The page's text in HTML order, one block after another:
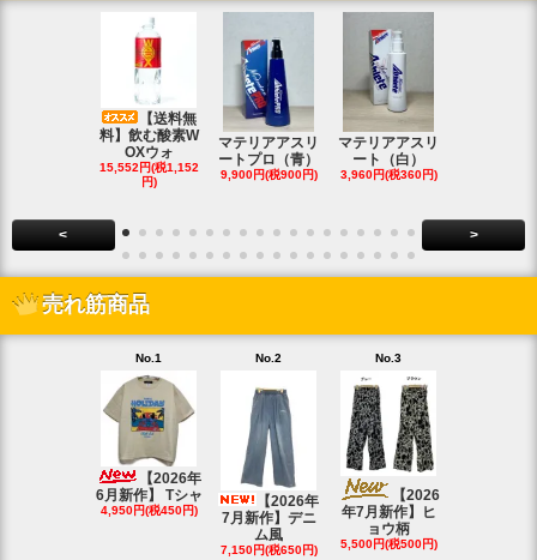
【送料無
料】飲む酸素W
OXウォ
15,552円(税1,152
円)
マテリアアスリ
ートプロ（青）
9,900円(税900円)
マテリアアスリ
ート（白）
3,960円(税360円)
< >
売れ筋商品
No.1
【2026年
6月新作】 Tシャ
4,950円(税450円)
No.2
【2026年
7月新作】デニ
ム風
7,150円(税650円)
No.3
【2026
年7月新作】ヒ
ョウ柄
5,500円(税500円)